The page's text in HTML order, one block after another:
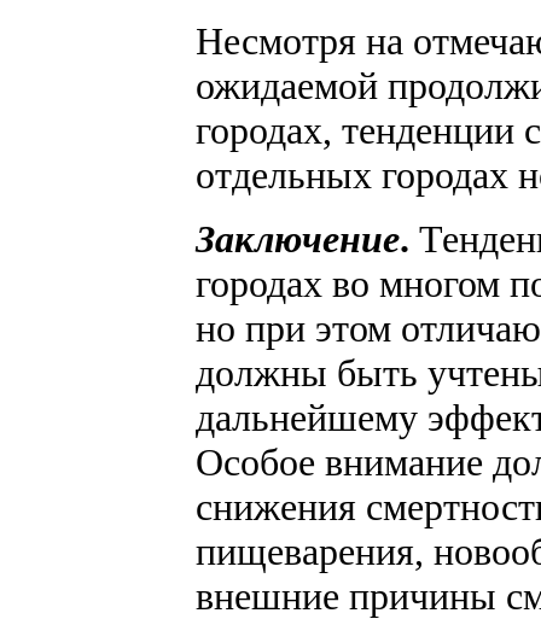
Несмотря на
ожидаемой
городах, тенденции
отдельных городах
Заключение.
городах во многом
но при этом
должны быть
дальнейшему
Особое внимание
снижения
пищеварения,
внешние причины